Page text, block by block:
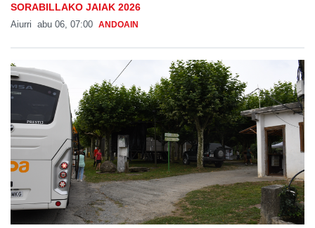
SORABILLAKO JAIAK 2026
Aiurri abu 06, 07:00 ANDOAIN